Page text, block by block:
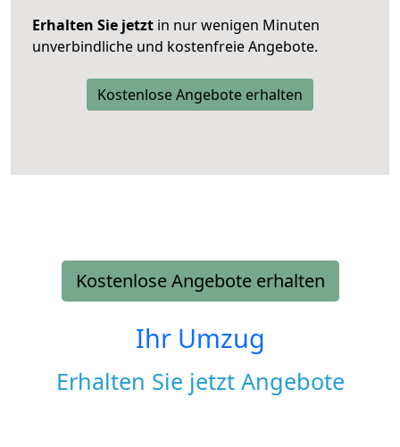
Erhalten Sie jetzt in nur wenigen Minuten
unverbindliche und kostenfreie Angebote.
Kostenlose Angebote erhalten
Kostenlose Angebote erhalten
Ihr Umzug
Erhalten Sie jetzt Angebote